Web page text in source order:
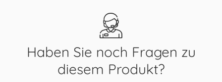
Haben Sie noch Fragen zu
diesem Produkt?